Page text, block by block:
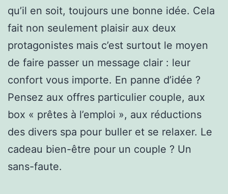
qu’il en soit, toujours une bonne idée. Cela
fait non seulement plaisir aux deux
protagonistes mais c’est surtout le moyen
de faire passer un message clair : leur
confort vous importe. En panne d’idée ?
Pensez aux offres particulier couple, aux
box « prêtes à l’emploi », aux réductions
des divers spa pour buller et se relaxer. Le
cadeau bien-être pour un couple ? Un
sans-faute.